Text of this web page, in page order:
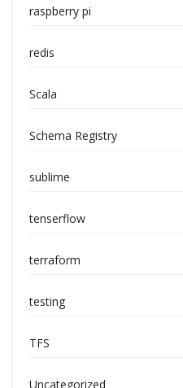
raspberry pi
redis
Scala
Schema Registry
sublime
tenserflow
terraform
testing
TFS
Uncategorized